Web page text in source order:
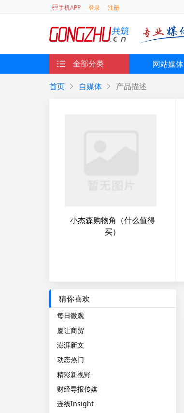
手机APP 登录 注册
全部分类 网站媒体
首页 自媒体 产品描述
小杰森购物角（什么值得
买）
猜你喜欢
每日微观
厦让商贸
澎湃新文
动态热门
精彩新视野
财经导报传媒
连线Insight